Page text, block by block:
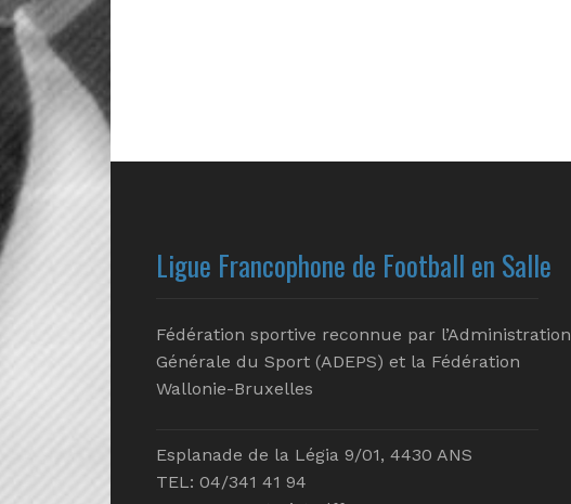
Ligue Francophone de Football en Salle
Fédération sportive reconnue par l’Administration
Générale du Sport (ADEPS) et la Fédération
Wallonie-Bruxelles
Esplanade de la Légia 9/01, 4430 ANS
TEL: 04/341 41 94